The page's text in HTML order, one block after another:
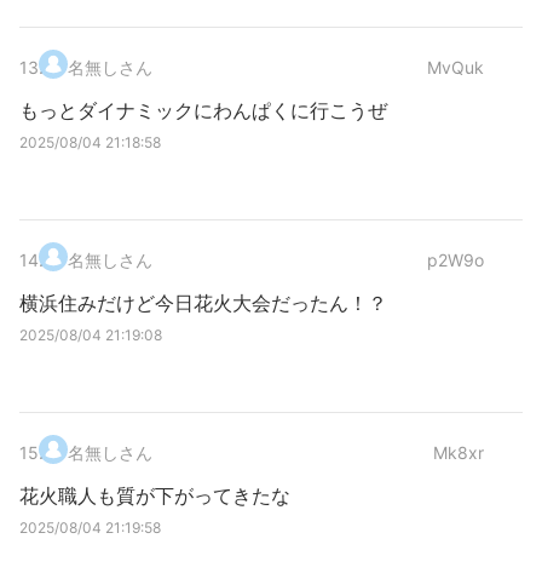
13. 名無しさん MvQuk
もっとダイナミックにわんぱくに行こうぜ
2025/08/04 21:18:58
14. 名無しさん p2W9o
横浜住みだけど今日花火大会だったん！？
2025/08/04 21:19:08
15. 名無しさん Mk8xr
花火職人も質が下がってきたな
2025/08/04 21:19:58